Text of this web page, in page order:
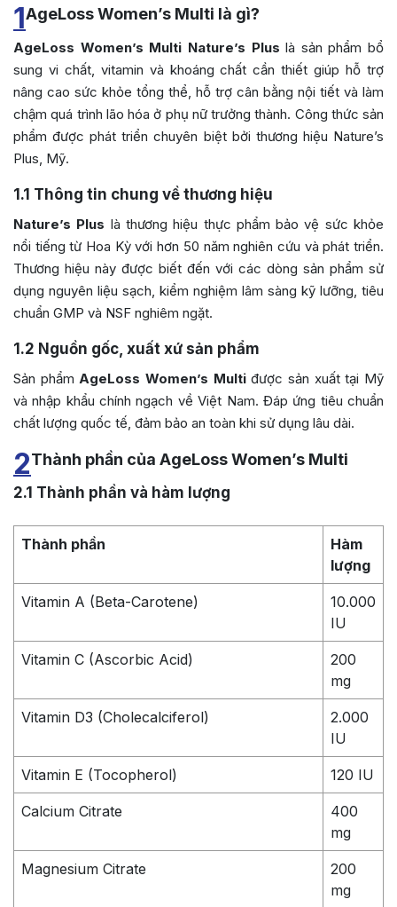
1AgeLoss Women’s Multi là gì?
AgeLoss Women’s Multi Nature’s Pluslà sản phẩm bổ
sung vi chất, vitamin và khoáng chất cần thiết giúp hỗ trợ
nâng cao sức khỏe tổng thể, hỗ trợ cân bằng nội tiết và làm
chậm quá trình lão hóa ở phụ nữ trưởng thành. Công thức sản
phẩm được phát triển chuyên biệt bởi thương hiệu Nature’s
Plus, Mỹ.
1.1 Thông tin chung về thương hiệu
Nature’s Plus là thương hiệu thực phẩm bảo vệ sức khỏe
nổi tiếng từ Hoa Kỳ với hơn 50 năm nghiên cứu và phát triển.
Thương hiệu này được biết đến với các dòng sản phẩm sử
dụng nguyên liệu sạch, kiểm nghiệm lâm sàng kỹ lưỡng, tiêu
chuẩn GMP và NSF nghiêm ngặt.
1.2 Nguồn gốc, xuất xứ sản phẩm
Sản phẩmAgeLoss Women’s Multiđược sản xuất tại Mỹ
và nhập khẩu chính ngạch về Việt Nam. Đáp ứng tiêu chuẩn
chất lượng quốc tế, đảm bảo an toàn khi sử dụng lâu dài.
2Thành phần của AgeLoss Women’s Multi
2.1 Thành phần và hàm lượng
Thành phần
Hàm
lượng
Vitamin A (Beta-Carotene)
10.000
IU
Vitamin C (Ascorbic Acid)
200
mg
Vitamin D3 (Cholecalciferol)
2.000
IU
Vitamin E (Tocopherol) 120 IU
Calcium Citrate
400
mg
Magnesium Citrate
200
mg